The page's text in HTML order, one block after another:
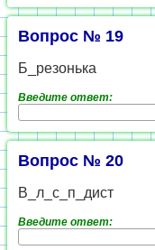
Вопрос № 19
Б_резонька
Введите ответ:
Вопрос № 20
В_л_с_п_дист
Введите ответ: